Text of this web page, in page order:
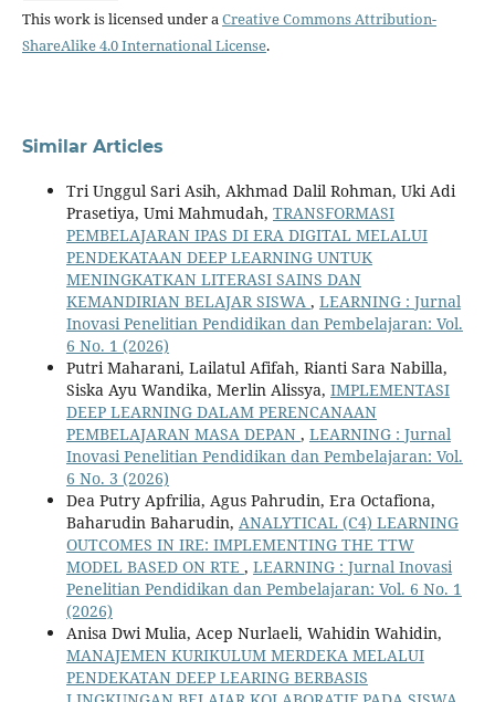
This work is licensed under aCreative Commons Attribution-
ShareAlike 4.0 International License.
Similar Articles
Tri Unggul Sari Asih, Akhmad Dalil Rohman, Uki Adi
Prasetiya, Umi Mahmudah, TRANSFORMASI
PEMBELAJARAN IPAS DI ERA DIGITAL MELALUI
PENDEKATAAN DEEP LEARNING UNTUK
MENINGKATKAN LITERASI SAINS DAN
KEMANDIRIAN BELAJAR SISWA , LEARNING : Jurnal
Inovasi Penelitian Pendidikan dan Pembelajaran: Vol.
6 No. 1 (2026)
Putri Maharani, Lailatul Afifah, Rianti Sara Nabilla,
Siska Ayu Wandika, Merlin Alissya, IMPLEMENTASI
DEEP LEARNING DALAM PERENCANAAN
PEMBELAJARAN MASA DEPAN , LEARNING : Jurnal
Inovasi Penelitian Pendidikan dan Pembelajaran: Vol.
6 No. 3 (2026)
Dea Putry Apfrilia, Agus Pahrudin, Era Octafiona,
Baharudin Baharudin, ANALYTICAL (C4) LEARNING
OUTCOMES IN IRE: IMPLEMENTING THE TTW
MODEL BASED ON RTE , LEARNING : Jurnal Inovasi
Penelitian Pendidikan dan Pembelajaran: Vol. 6 No. 1
(2026)
Anisa Dwi Mulia, Acep Nurlaeli, Wahidin Wahidin,
MANAJEMEN KURIKULUM MERDEKA MELALUI
PENDEKATAN DEEP LEARING BERBASIS